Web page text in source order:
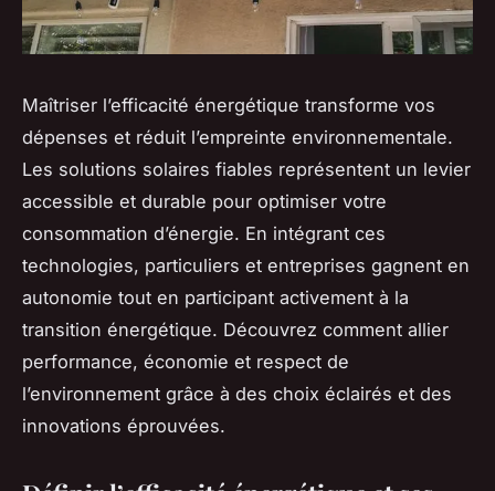
Maîtriser l’efficacité énergétique transforme vos
dépenses et réduit l’empreinte environnementale.
Les solutions solaires fiables représentent un levier
accessible et durable pour optimiser votre
consommation d’énergie. En intégrant ces
technologies, particuliers et entreprises gagnent en
autonomie tout en participant activement à la
transition énergétique. Découvrez comment allier
performance, économie et respect de
l’environnement grâce à des choix éclairés et des
innovations éprouvées.